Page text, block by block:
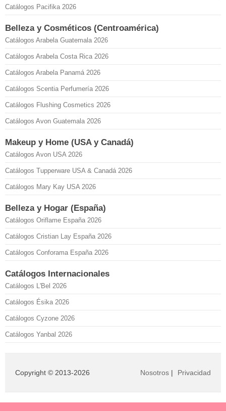
Catálogos Pacifika 2026
Belleza y Cosméticos (Centroamérica)
Catálogos Arabela Guatemala 2026
Catálogos Arabela Costa Rica 2026
Catálogos Arabela Panamá 2026
Catálogos Scentia Perfumería 2026
Catálogos Flushing Cosmetics 2026
Catálogos Avon Guatemala 2026
Makeup y Home (USA y Canadá)
Catálogos Avon USA 2026
Catálogos Tupperware USA & Canadá 2026
Catálogos Mary Kay USA 2026
Belleza y Hogar (España)
Catálogos Oriflame España 2026
Catálogos Cristian Lay España 2026
Catálogos Conforama España 2026
Catálogos Internacionales
Catálogos L'Bel 2026
Catálogos Ésika 2026
Catálogos Cyzone 2026
Catálogos Yanbal 2026
Copyright © 2013-2026 Nosotros | Privacidad